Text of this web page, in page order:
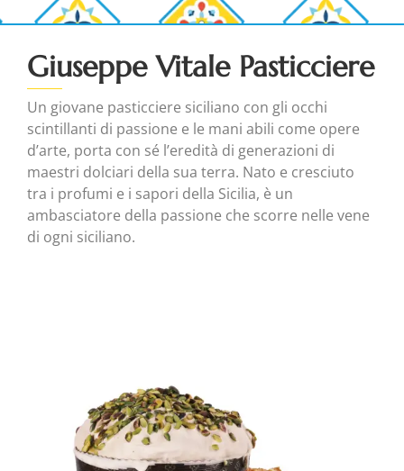
Giuseppe Vitale Pasticciere
Un giovane pasticciere siciliano con gli occhi
scintillanti di passione e le mani abili come opere
d’arte, porta con sé l’eredità di generazioni di
maestri dolciari della sua terra. Nato e cresciuto
tra i profumi e i sapori della Sicilia, è un
ambasciatore della passione che scorre nelle vene
di ogni siciliano.